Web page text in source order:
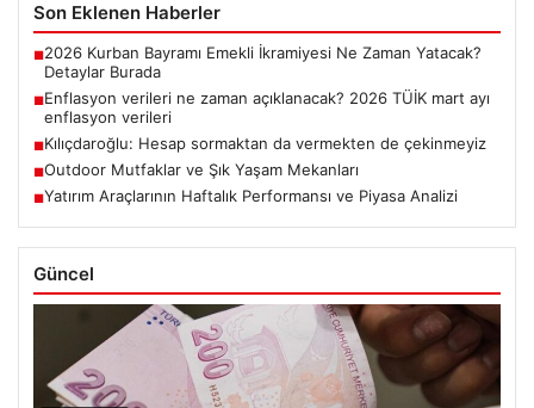
Son Eklenen Haberler
■2026 Kurban Bayramı Emekli İkramiyesi Ne Zaman Yatacak?
Detaylar Burada
■Enflasyon verileri ne zaman açıklanacak? 2026 TÜİK mart ayı
enflasyon verileri
■Kılıçdaroğlu: Hesap sormaktan da vermekten de çekinmeyiz
■Outdoor Mutfaklar ve Şık Yaşam Mekanları
■Yatırım Araçlarının Haftalık Performansı ve Piyasa Analizi
Güncel